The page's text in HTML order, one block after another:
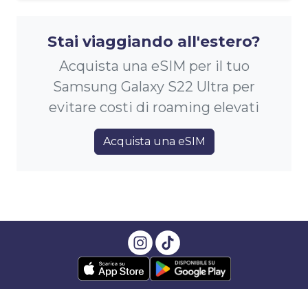
Stai viaggiando all'estero?
Acquista una eSIM per il tuo
Samsung Galaxy S22 Ultra per
evitare costi di roaming elevati
Acquista una eSIM